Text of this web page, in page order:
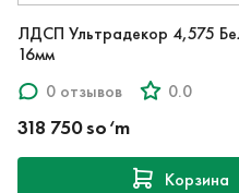
ЛДСП Ультрадекор 4,575
16мм
0 отзывов
0.0
318 750 so‘m
Корзина